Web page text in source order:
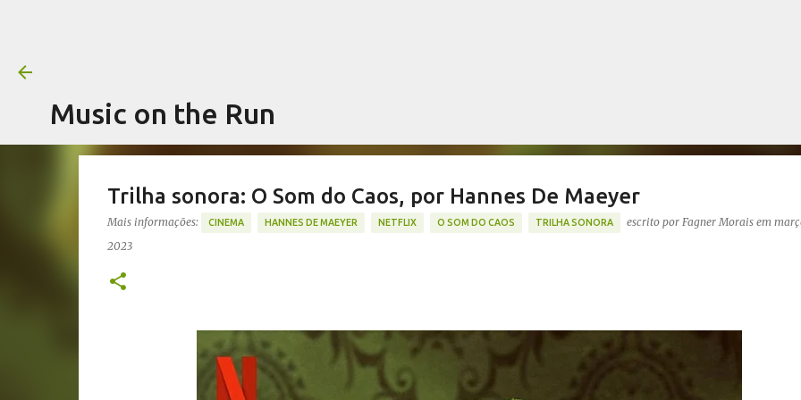
Music on the Run
Trilha sonora: O Som do Caos, por Hannes De Maeyer
Mais informações: CINEMA HANNES DE MAEYER NETFLIX O SOM DO CAOS TRILHA SONORA escrito por Fagner Morais em
2023